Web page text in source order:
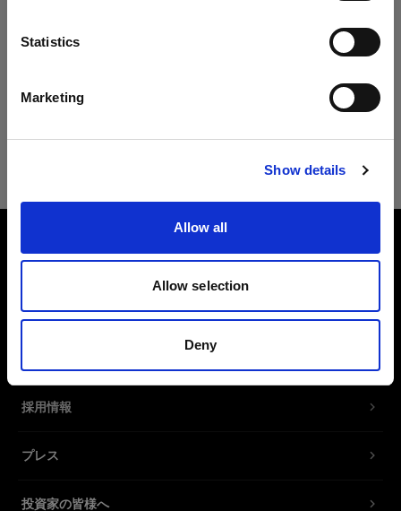
Statistics
Marketing
Show details
Allow all
Allow selection
Deny
サイトにアクセス
Internet Explorer 9
Mozilla Firefox
会社概要
お問い合わせ
採用情報
プレス
投資家の皆様へ